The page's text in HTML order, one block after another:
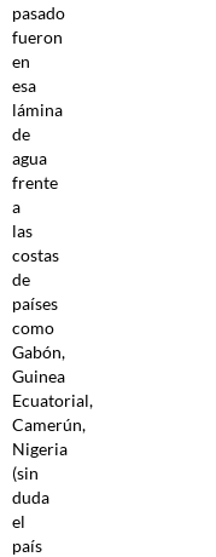
pasado
fueron
en
esa
lámina
de
agua
frente
a
las
costas
de
países
como
Gabón,
Guinea
Ecuatorial,
Camerún,
Nigeria
(sin
duda
el
país